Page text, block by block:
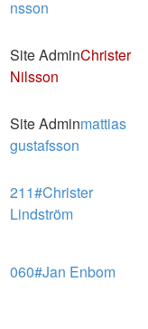
nsson
Site AdminChrister
Nilsson
Site Adminmattias
gustafsson
211#Christer
Lindström
060#Jan Enbom